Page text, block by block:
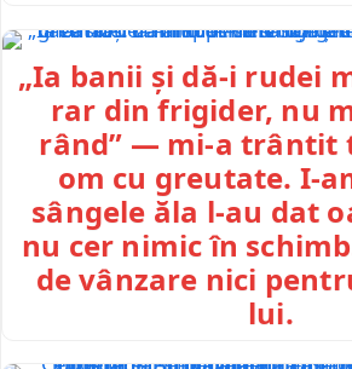
„Ia banii și dă-i rudei
rar din frigider, nu
rând” — mi-a trântit
om cu greutate. I-
sângele ăla l-au dat
nu cer nimic în
de vânzare nici
lui.